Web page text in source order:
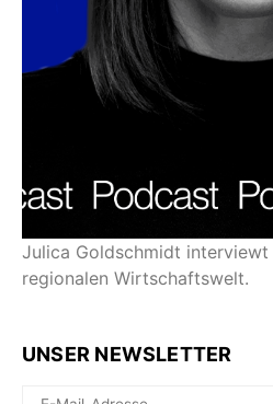
Julica Goldschmidt interviewt
regionalen Wirtschaftswelt.
UNSER NEWSLETTER